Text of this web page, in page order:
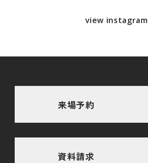
view instagram
来場予約
資料請求